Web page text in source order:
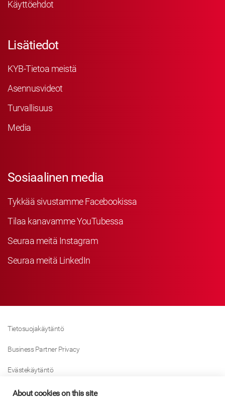
Käyttöehdot
Lisätiedot
KYB-Tietoa meistä
Asennusvideot
Turvallisuus
Media
Sosiaalinen media
Tykkää sivustamme Facebookissa
Tilaa kanavamme YouTubessa
Seuraa meitä Instagram
Seuraa meitä LinkedIn
Tietosuojakäytäntö
Business Partner Privacy
Evästekäytäntö
Modern Slavery Act Policy
About cookies on this site